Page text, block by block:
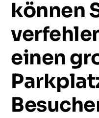
können
einen